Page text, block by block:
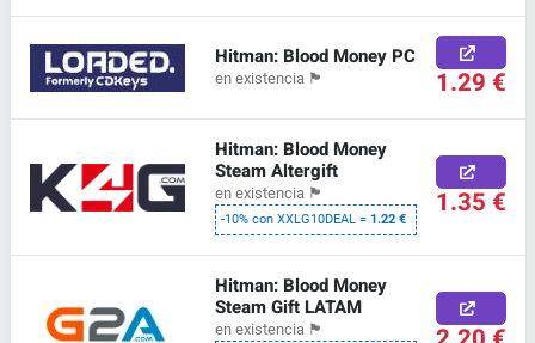
Hitman: Blood Money PC
en existencia 🏴 1.29 €
Hitman: Blood Money
Steam Altergift
en existencia 🏴
-10% con XXLG10DEAL =1.22 € 1.35 €
Hitman: Blood Money
Steam Gift LATAM
en existencia 🏴